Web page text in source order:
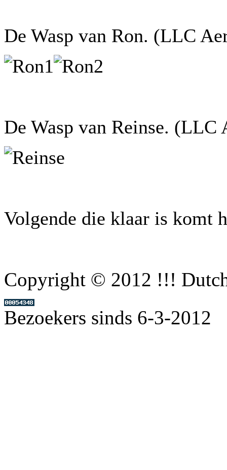
De Wasp van Ron. (LLC
De Wasp van Reinse. (LLC
Volgende die klaar is komt
Copyright © 2012 !!!
Bezoekers sinds 6-3-2012